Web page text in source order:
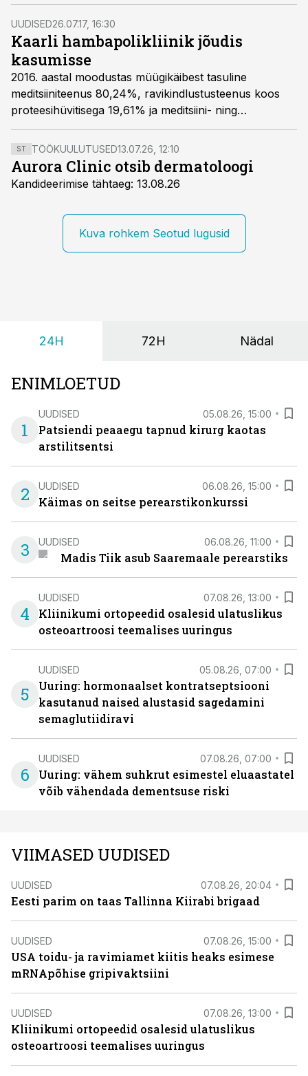
UUDISED26.07.17, 16:30
Kaarli hambapolikliinik jõudis
kasumisse
2016. aastal moodustas müügikäibest tasuline
meditsiiniteenus 80,24%, ravikindlustusteenus koos
proteesihüvitisega 19,61% ja meditsiini- ning
hügieenitarvikute müük patsientidele 0,15%.
ST TÖÖKUULUTUSED13.07.26, 12:10
Aurora Clinic otsib dermatoloogi
Kandideerimise tähtaeg: 13.08.26
Kuva rohkem Seotud lugusid
24H 72H Nädal
ENIMLOETUD
1
UUDISED 05.08.26, 15:00
Patsiendi peaaegu tapnud kirurg kaotas
arstilitsentsi
2 UUDISED 06.08.26, 15:00
Käimas on seitse perearstikonkurssi
3 UUDISED 06.08.26, 11:00
Madis Tiik asub Saaremaale perearstiks
4
UUDISED 07.08.26, 13:00
Kliinikumi ortopeedid osalesid ulatuslikus
osteoartroosi teemalises uuringus
5
UUDISED 05.08.26, 07:00
Uuring: hormonaalset kontratseptsiooni
kasutanud naised alustasid sagedamini
semaglutiidiravi
6
UUDISED 07.08.26, 07:00
Uuring: vähem suhkrut esimestel eluaastatel
võib vähendada dementsuse riski
VIIMASED UUDISED
UUDISED 07.08.26, 20:04
Eesti parim on taas Tallinna Kiirabi brigaad
UUDISED 07.08.26, 15:00
USA toidu- ja ravimiamet kiitis heaks esimese
mRNApõhise gripivaktsiini
UUDISED 07.08.26, 13:00
Kliinikumi ortopeedid osalesid ulatuslikus
osteoartroosi teemalises uuringus